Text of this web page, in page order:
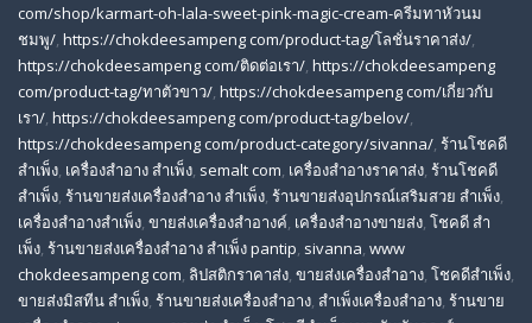
com/shop/karmart-oh-lala-sweet-pink-magic-cream-ครีมทาหัวนม
ชมพู/, https://chokdeesampeng com/product-tag/โลชั่นราคาส่ง/,
https://chokdeesampeng com/ติดต่อเรา/, https://chokdeesampeng
com/product-tag/ทาตัวขาว/, https://chokdeesampeng com/เกี่ยวกับ
เรา/, https://chokdeesampeng com/product-tag/belov/,
https://chokdeesampeng com/product-category/sivanna/, ร้านโชคดี
สําเพ็ง, เครื่องสำอาง สำเพ็ง, semalt com, เครื่องสำอางราคาส่ง, ร้านโชคดี
สำเพ็ง, ร้านขายส่งเครื่องสําอาง สําเพ็ง, ร้านขายส่งอุปกรณ์เสริมสวย สําเพ็ง,
เครื่องสำอางสำเพ็ง, ขายส่งเครื่องสำอางค์, เครื่องสำอางขายส่ง, โชคดี สํา
เพ็ง, ร้านขายส่งเครื่องสําอาง สําเพ็ง pantip, sivanna, www
chokdeesampeng com, ลิปสติกราคาส่ง, ขายส่งเครื่องสำอาง, โชคดีสำเพ็ง,
ขายส่งมิสทีน สําเพ็ง, ร้านขายส่งเครื่องสำอาง, สําเพ็งเครื่องสําอาง, ร้านขาย